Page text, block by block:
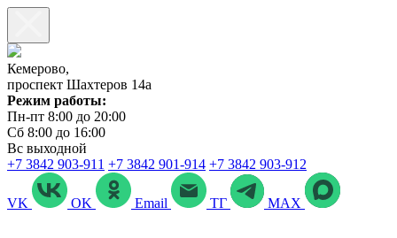
Кемерово,
проспект Шахтеров 14а
Режим работы:
Пн-пт 8:00 до 20:00
Сб 8:00 до 16:00
Вс выходной
+7 3842 903‑911 +7 3842 901‑914 +7 3842 903-912
VK OK Email ТГ MAX